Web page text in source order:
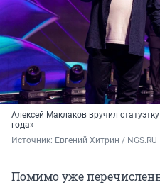
Алексей Маклаков вручил
года»
Источник: Евгений Хитрин / NGS.RU
Помимо уже